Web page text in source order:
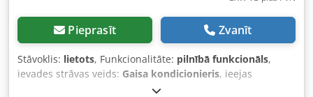
Pieprasīt Zvanīt
Stāvoklis: lietots, Funkcionalitāte: pilnībā funkcionāls,
ievades strāvas veids: Gaisa kondicionieris, ieejas
, Aprīkojums: